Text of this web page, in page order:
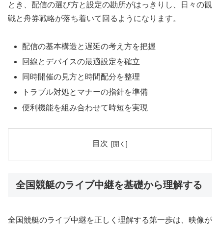
とき、配信の選び方と設定の勘所がはっきりし、日々の観
戦と舟券戦略が落ち着いて回るようになります。
配信の基本構造と遅延の考え方を把握
回線とデバイスの最適設定を確立
同時開催の見方と時間配分を整理
トラブル対処とマナーの指針を準備
便利機能を組み合わせて時短を実現
目次
全国競艇のライブ中継を基礎から理解する
全国競艇のライブ中継を正しく理解する第一歩は、映像が